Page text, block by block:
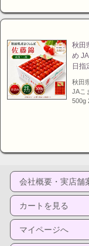
秋田
め
日指
秋田
JAこ
500g
会社概要・実店舗
カートを見る
マイページへ